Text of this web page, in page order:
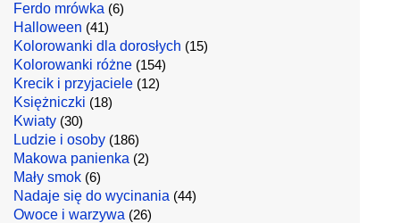
Ferdo mrówka (6)
Halloween (41)
Kolorowanki dla dorosłych (15)
Kolorowanki różne (154)
Krecik i przyjaciele (12)
Księżniczki (18)
Kwiaty (30)
Ludzie i osoby (186)
Makowa panienka (2)
Mały smok (6)
Nadaje się do wycinania (44)
Owoce i warzywa (26)